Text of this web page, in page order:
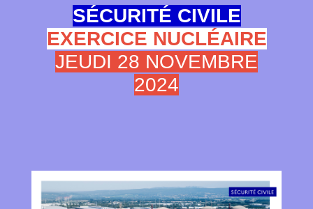
SÉCURITÉ CIVILE
EXERCICE NUCLÉAIRE
JEUDI 28 NOVEMBRE
2024